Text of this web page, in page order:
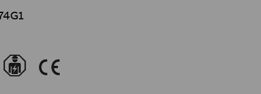
} K